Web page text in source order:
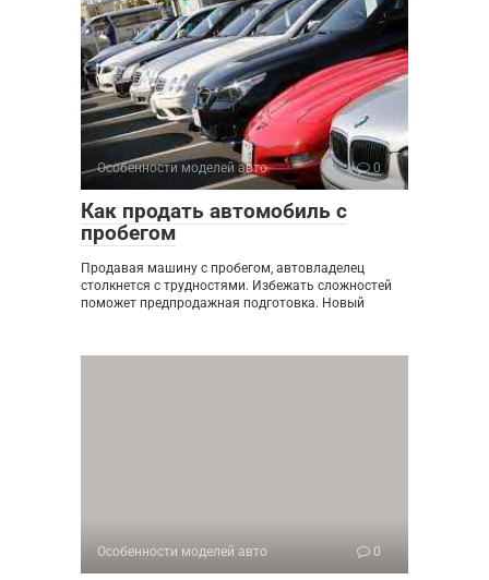
Особенности моделей авто 0
Как продать автомобиль с
пробегом
Продавая машину с пробегом, автовладелец
столкнется с трудностями. Избежать сложностей
поможет предпродажная подготовка. Новый
Особенности моделей авто 0